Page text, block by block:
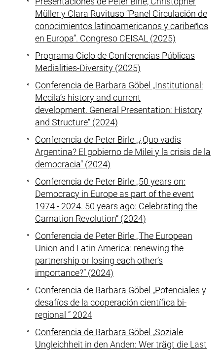
Müller y Clara Ruvituso “Panel Circulación de
conocimientos latinoamericanos y caribeños
en Europa”. Congreso CEISAL (2025)
Programa Ciclo de Conferencias Públicas
Medialities-Diversity (2025)
Conferencia de Barbara Göbel „Institutional:
Mecila’s history and current
development. General Presentation: History
and Structure“ (2024)
Conferencia de Peter Birle „¿Quo vadis
Argentina? El gobierno de Milei y la crisis de la
democracia“ (2024)
Conferencia de Peter Birle „50 years on:
Democracy in Europe as part of the event
1974 - 2024. 50 years ago: Celebrating the
Carnation Revolution“ (2024)
Conferencia de Peter Birle „The European
Union and Latin America: renewing the
partnership or losing each other’s
importance?“ (2024)
Conferencia de Barbara Göbel „Potenciales y
desafíos de la cooperación científica bi-
regional “ 2024
Conferencia de Barbara Göbel „Soziale
Ungleichheit in den Anden: Wer trägt die Last